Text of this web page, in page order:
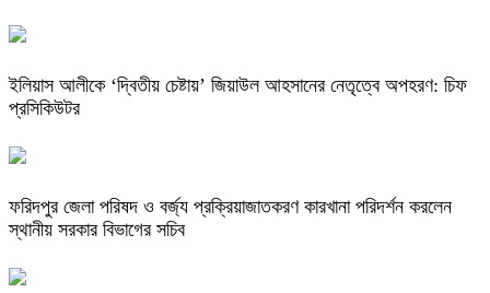
ইলিয়াস আলীকে ‘দ্বিতীয় চেষ্টায়’ জিয়াউল আহসানের নেতৃত্বে অপহরণ: চিফ
প্রসিকিউটর
ফরিদপুর জেলা পরিষদ ও বর্জ্য প্রক্রিয়াজাতকরণ কারখানা পরিদর্শন করলেন
স্থানীয় সরকার বিভাগের সচিব